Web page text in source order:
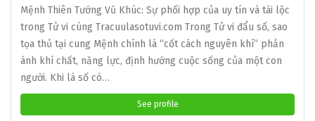
Mệnh Thiên Tướng Vũ Khúc: Sự phối hợp của uy tín và tài lộc
trong Tử vi cùng Tracuulasotuvi.com Trong Tử vi đẩu số, sao
tọa thủ tại cung Mệnh chính là “cốt cách nguyên khí” phản
ánh khí chất, năng lực, định hướng cuộc sống của một con
người. Khi lá số có…
See profile